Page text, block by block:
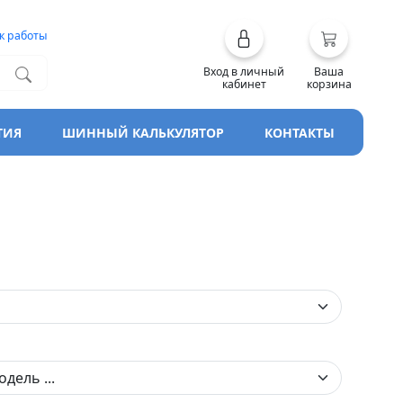
работы
Вход в личный
кабинет
Ваша
корзина
ШИННЫЙ КАЛЬКУЛЯТОР КОНТАКТЫ